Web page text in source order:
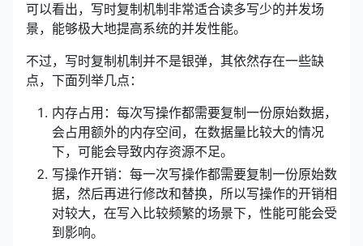
可以看出，写时复制机制非常适合读多写少的并发场
景，能够极大地提高系统的并发性能。
不过，写时复制机制并不是银弹，其依然存在一些缺
点，下面列举几点：
内存占用：每次写操作都需要复制一份原始数据，
会占用额外的内存空间，在数据量比较大的情况
下，可能会导致内存资源不足。
写操作开销：每一次写操作都需要复制一份原始数
据，然后再进行修改和替换，所以写操作的开销相
对较大，在写入比较频繁的场景下，性能可能会受
到影响。